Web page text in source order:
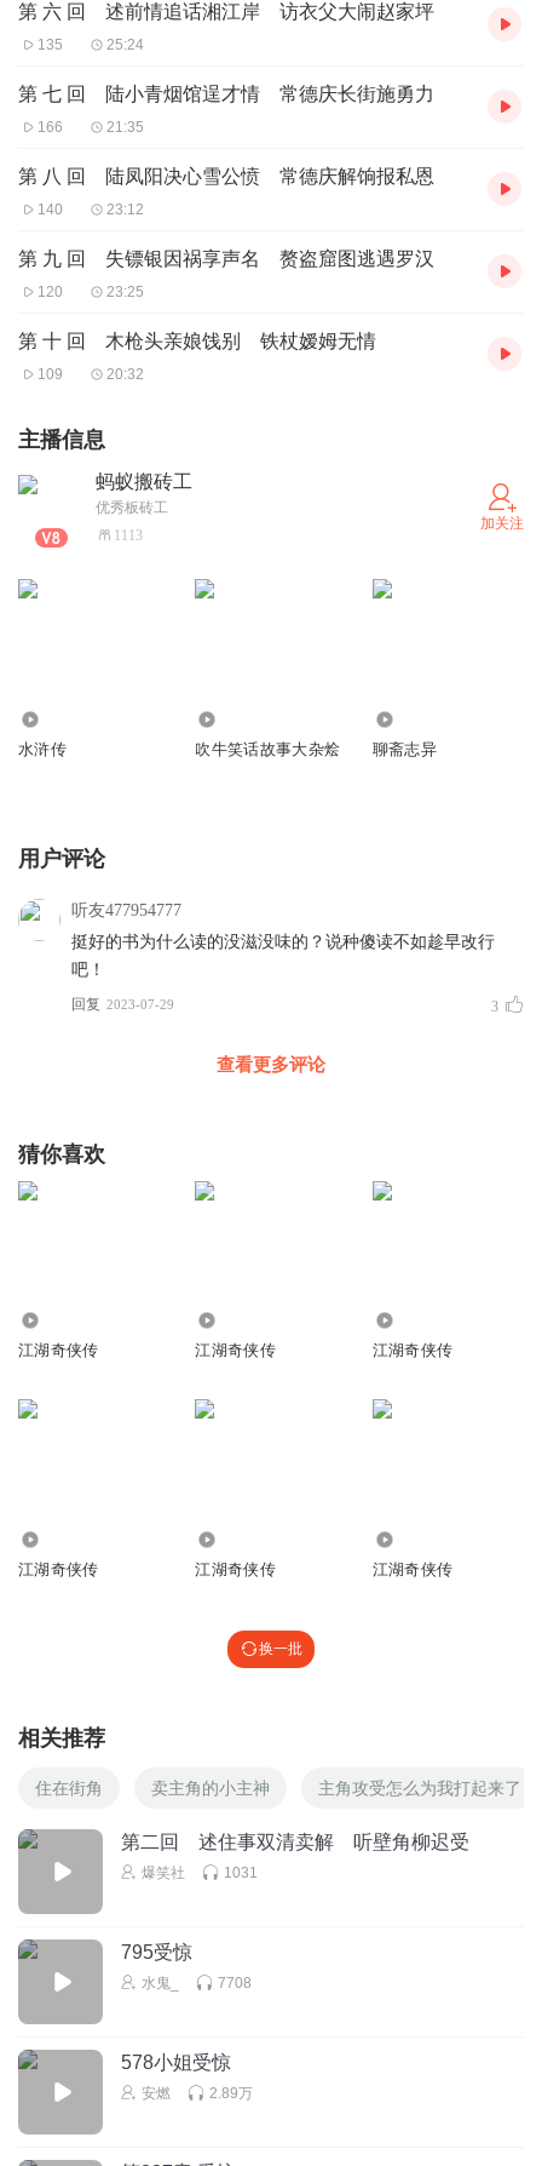
第 六 回 述前情追话湘江岸 访衣父大闹赵家坪
135 25:24
第 七 回 陆小青烟馆逞才情 常德庆长街施勇力
166 21:35
第 八 回 陆凤阳决心雪公愤 常德庆解饷报私恩
140 23:12
第 九 回 失镖银因祸享声名 赘盗窟图逃遇罗汉
120 23:25
第 十 回 木枪头亲娘饯别 铁杖嫒姆无情
109 20:32
主播信息
蚂蚁搬砖工
优秀板砖工
1113
加关注
水浒传 吹牛笑话故事大杂烩 聊斋志异
用户评论
听友477954777
挺好的书为什么读的没滋没味的？说种傻读不如趁早改行
吧！
回复 2023-07-29 3
查看更多评论
猜你喜欢
江湖奇侠传 江湖奇侠传 江湖奇侠传
江湖奇侠传 江湖奇侠传 江湖奇侠传
换一批
相关推荐
住在街角 卖主角的小主神 主角攻受怎么为我打起来了
第二回 述住事双清卖解 听壁角柳迟受
爆笑社 1031
795受惊
水鬼_ 7708
578小姐受惊
安燃 2.89万